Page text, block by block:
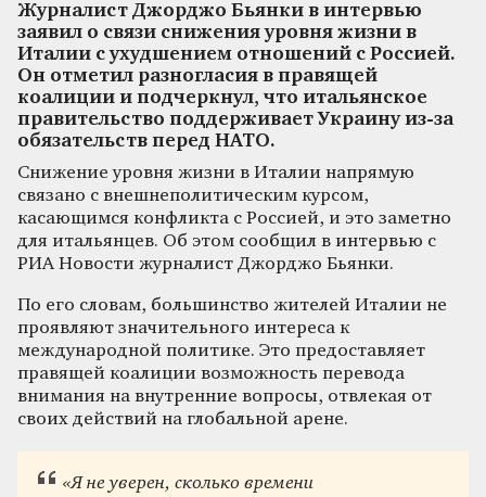
Журналист Джорджо Бьянки в интервью
заявил о связи снижения уровня жизни в
Италии с ухудшением отношений с Россией.
Он отметил разногласия в правящей
коалиции и подчеркнул, что итальянское
правительство поддерживает Украину из-за
обязательств перед НАТО.
Снижение уровня жизни в Италии напрямую
связано с внешнеполитическим курсом,
касающимся конфликта с Россией, и это заметно
для итальянцев. Об этом сообщил в интервью с
РИА Новости журналист Джорджо Бьянки.
По его словам, большинство жителей Италии не
проявляют значительного интереса к
международной политике. Это предоставляет
правящей коалиции возможность перевода
внимания на внутренние вопросы, отвлекая от
своих действий на глобальной арене.
«Я не уверен, сколько времени